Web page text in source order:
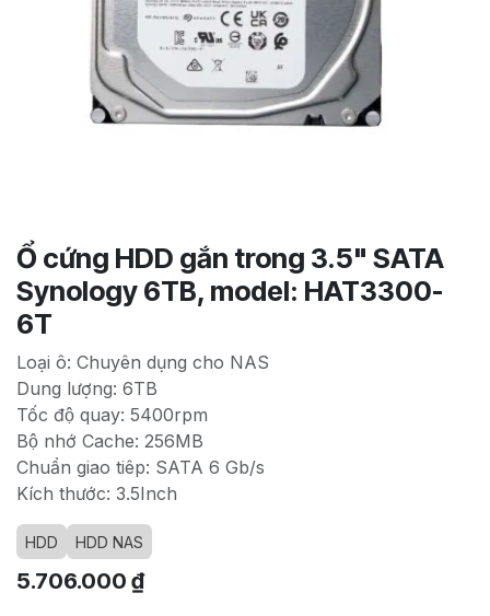
Ổ cứng HDD gắn trong 3.5" SATA
Synology 6TB, model: HAT3300-
6T
Loại ô: Chuyên dụng cho NAS
Dung lượng: 6TB
Tốc độ quay: 5400rpm
Bộ nhớ Cache: 256MB
Chuẩn giao tiêp: SATA 6 Gb/s
Kích thước: 3.5Inch
HDD HDD NAS
5.706.000 ₫